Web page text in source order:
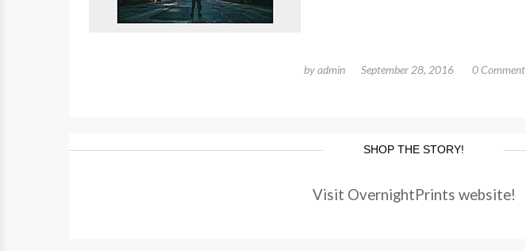
byadmin September 28, 2016 0 Comment
SHOP THE STORY!
Visit OvernightPrints website!